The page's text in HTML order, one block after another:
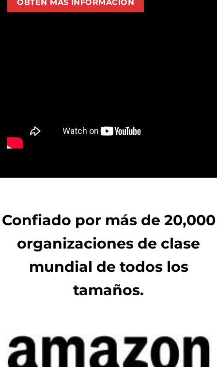
OBTÉN MÁS INFORMACIÓN
Confiado por más de 20,000
organizaciones de clase
mundial de todos los
tamaños.